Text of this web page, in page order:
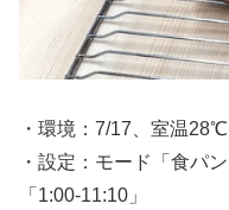
・環境：7/17、室温
・設定：モード「食パ
「1:00-11:10」